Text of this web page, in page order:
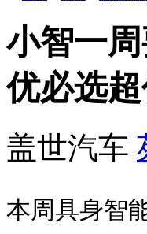
小智一
优必选
盖世汽车
本周具身智